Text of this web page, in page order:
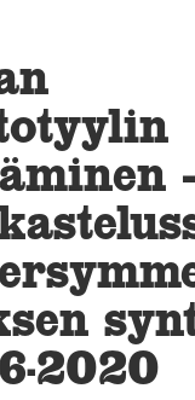
2020